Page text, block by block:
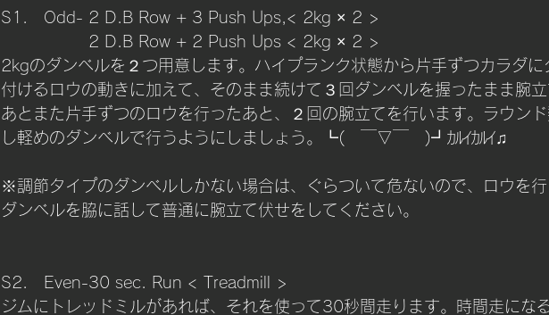
S1.　Odd- 2 D.B Row + 3 Push Ups,< 2kg × 2 >
		   2 D.B Row + 2 Push Ups < 2kg × 2 >
2kgのダンベルを２つ用意します。ハイプランク状態から片手ずつカラダに
付けるロウの動きに加えて、そのまま続けて３回ダンベルを握ったまま腕
あとまた片手ずつのロウを行ったあと、２回の腕立てを行います。ラウン
し軽めのダンベルで行うようにしましょう。┗(　￣▽￣　)┛ｶﾙｲｶﾙｲ♫
※調節タイプのダンベルしかない場合は、ぐらついて危ないので、ロウを
ダンベルを脇に話して普通に腕立て伏せをしてください。
S2.　Even-30 sec. Run < Treadmill >
ジムにトレッドミルがあれば、それを使って30秒間走ります。時間走にな